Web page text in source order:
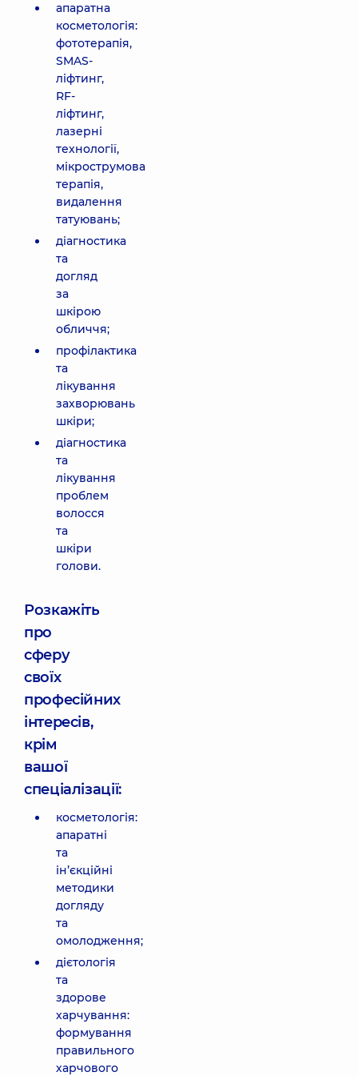
апаратна
косметологія:
фототерапія,
SMAS-
ліфтинг,
RF-
ліфтинг,
лазерні
технології,
мікрострумова
терапія,
видалення
татуювань;
діагностика
та
догляд
за
шкірою
обличчя;
профілактика
та
лікування
захворювань
шкіри;
діагностика
та
лікування
проблем
волосся
та
шкіри
голови.
Розкажіть
про
сферу
своїх
професійних
інтересів,
крім
вашої
спеціалізації:
косметологія:
апаратні
та
ін’єкційні
методики
догляду
та
омолодження;
дієтологія
та
здорове
харчування:
формування
правильного
харчового